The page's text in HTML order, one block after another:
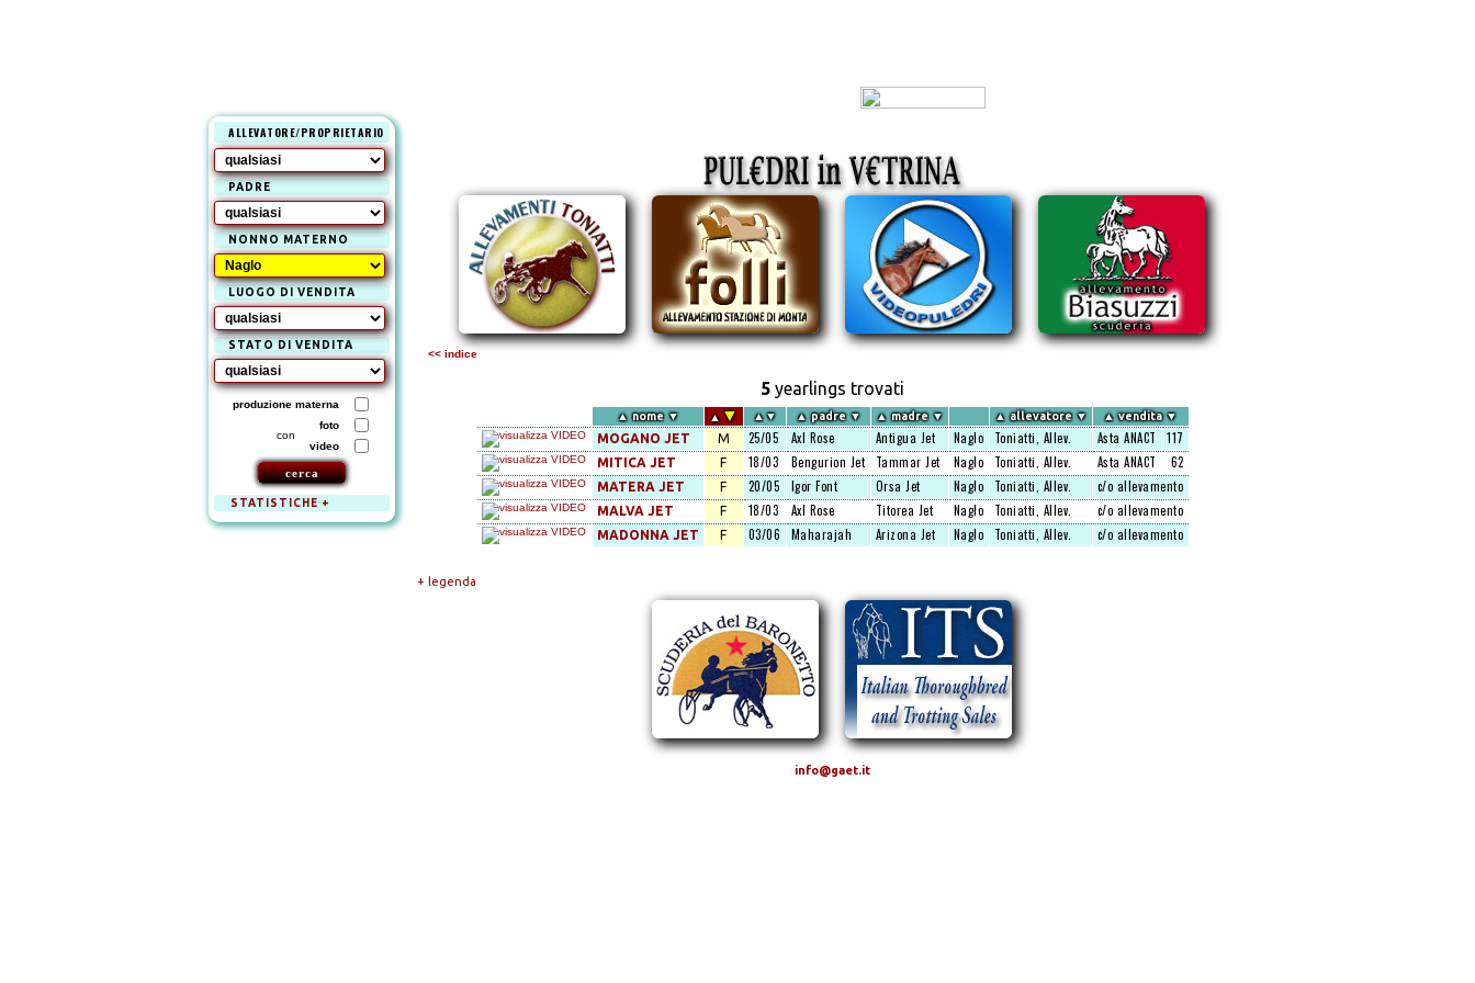
ALLEVATORE/PROPRIETARIO
PADRE
NONNO MATERNO
LUOGO DI VENDITA
STATO DI VENDITA
produzione materna
con
foto
video
STATISTICHE +
<< indice
5yearlings trovati
▲ nome ▼ ▲ ▼ ▲▼ ▲ padre ▼ ▲ madre ▼ ▲ allevatore ▼ ▲vendita▼
MOGANO JET M 25/05 Axl Rose Antigua Jet Naglo Toniatti, Allev. Asta ANACT 117
MITICA JET F 18/03 Bengurion Jet Tammar Jet Naglo Toniatti, Allev. Asta ANACT 62
MATERA JET F 20/05 Igor Font Orsa Jet Naglo Toniatti, Allev. c/o allevamento
MALVA JET F 18/03 Axl Rose Titorea Jet Naglo Toniatti, Allev. c/o allevamento
MADONNA JET F 03/06 Maharajah Arizona Jet Naglo Toniatti, Allev. c/o allevamento
+ legenda
info@gaet.it